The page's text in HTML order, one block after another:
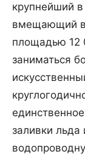
крупнейший
вмещающий в
площадью 12
заниматься
заливки